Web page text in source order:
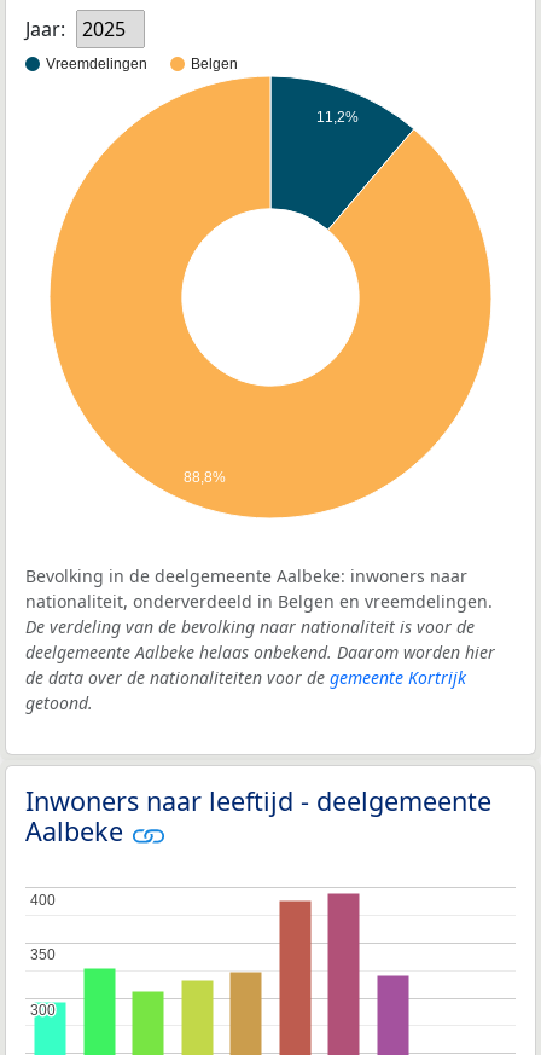
Jaar: 2025
Vreemdelingen Belgen
11,2%
88,8%
Bevolking in de deelgemeente Aalbeke: inwoners naar
nationaliteit, onderverdeeld in Belgen en vreemdelingen.
De verdeling van de bevolking naar nationaliteit is voor de
deelgemeente Aalbeke helaas onbekend. Daarom worden hier
de data over de nationaliteiten voor de gemeente Kortrijk
getoond.
Inwoners naar leeftijd - deelgemeente
Aalbeke
300
300
350
350
400
400